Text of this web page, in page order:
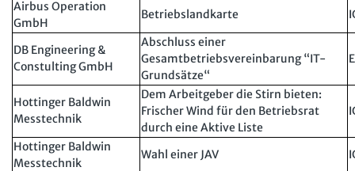
Airbus Operation
GmbH
Betriebslandkarte
DB Engineering &
Constulting GmbH
Abschluss einer
Gesamtbetriebsvereinbarung “IT-
Grundsätze“
Hottinger Baldwin
Messtechnik
Dem Arbeitgeber die Stirn bieten:
Frischer Wind für den Betriebsrat
durch eine Aktive Liste
Hottinger Baldwin
Messtechnik
Wahl einer JAV